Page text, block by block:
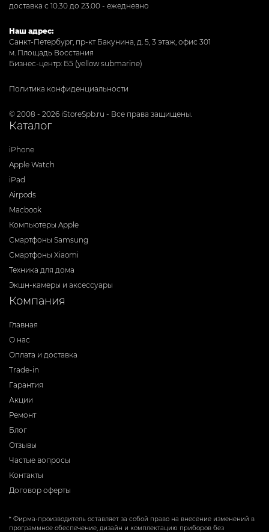
доставка с 10.30 до 23.00 - ежедневно
Наш адрес:
Санкт-Петербург, пр-кт Бакунина, д. 5, 3 этаж, офис 301
м. Площадь Восстания
Бизнес-центр: Б5 (yellow submarine)
Политика конфиденциальности
© 2008 - 2026 iStoreSpb.ru - Все права защищены.
Каталог
iPhone
Apple Watch
iPad
Airpods
Macbook
Компьютеры Apple
Смартфоны Samsung
Смартфоны Xiaomi
Техника для дома
Экшн-камеры и аксессуары
Компания
Главная
О нас
Оплата и доставка
Trade-in
Гарантия
Акции
Ремонт
Блог
Отзывы
Частые вопросы
Контакты
Договор оферты
* Фирма-производитель оставляет за собой право на внесение изменений в
программное обеспечение, дизайн и комплектацию приборов без